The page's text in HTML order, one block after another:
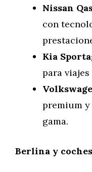
Nissan
con
Kia
para
premium
gama.
Berlina y